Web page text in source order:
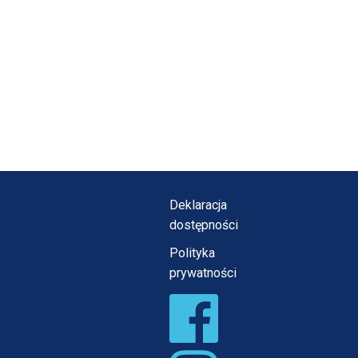
Deklaracja
dostępności
Polityka
prywatności